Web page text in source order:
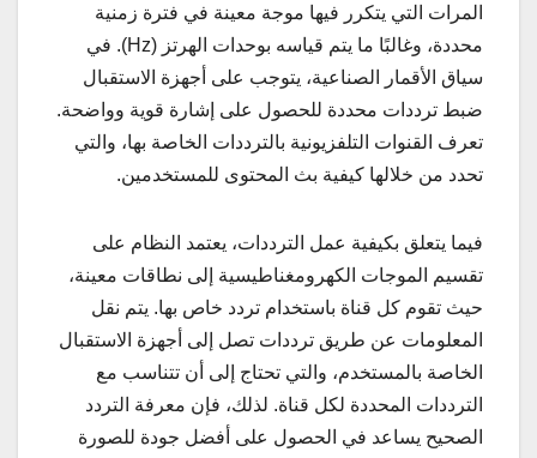
المرات التي يتكرر فيها موجة معينة في فترة زمنية
محددة، وغالبًا ما يتم قياسه بوحدات الهرتز (Hz). في
سياق الأقمار الصناعية، يتوجب على أجهزة الاستقبال
ضبط ترددات محددة للحصول على إشارة قوية وواضحة.
تعرف القنوات التلفزيونية بالترددات الخاصة بها، والتي
تحدد من خلالها كيفية بث المحتوى للمستخدمين.
فيما يتعلق بكيفية عمل الترددات، يعتمد النظام على
تقسيم الموجات الكهرومغناطيسية إلى نطاقات معينة،
حيث تقوم كل قناة باستخدام تردد خاص بها. يتم نقل
المعلومات عن طريق ترددات تصل إلى أجهزة الاستقبال
الخاصة بالمستخدم، والتي تحتاج إلى أن تتناسب مع
الترددات المحددة لكل قناة. لذلك، فإن معرفة التردد
الصحيح يساعد في الحصول على أفضل جودة للصورة